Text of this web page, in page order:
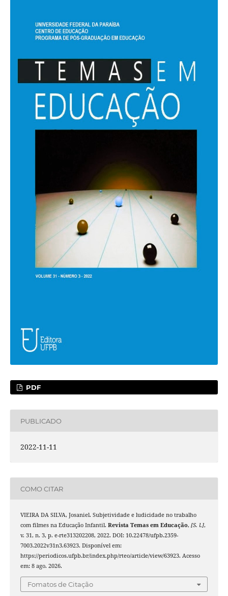
PDF
PUBLICADO
2022-11-11
COMO CITAR
VIEIRA DA SILVA, Josaniel. Subjetividade e ludicidade no trabalho
com filmes na Educação Infantil. Revista Temas em Educação, [S. l.],
v. 31, n. 3, p. e-rte313202208, 2022. DOI: 10.22478/ufpb.2359-
7003.2022v31n3.63923. Disponível em:
https://periodicos.ufpb.br/index.php/rteo/article/view/63923. Acesso
em: 8 ago. 2026.
Fomatos de Citação